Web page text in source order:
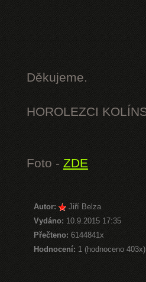
Děkujeme.
HOROLEZCI
Foto - ZDE
Autor:
Jiří Belza
Vydáno: 10.9.2015 17:35
Přečteno:6144841x
Hodnocení: 1 (hodnoceno 403x)